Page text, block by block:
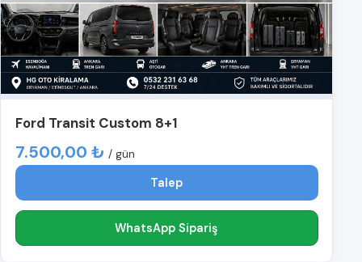
Ford Transit Custom 8+1
7.500,00 ₺ / gün
Talep
WhatsApp Sipariş